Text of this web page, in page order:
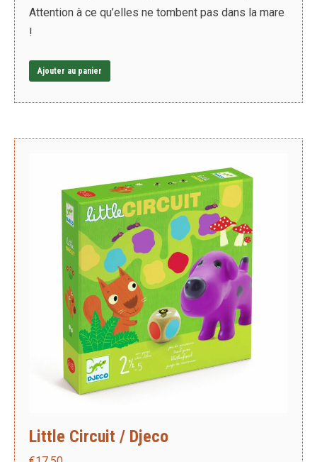
Attention à ce qu’elles ne tombent pas dans la mare
!
Ajouter au panier
Little Circuit / Djeco